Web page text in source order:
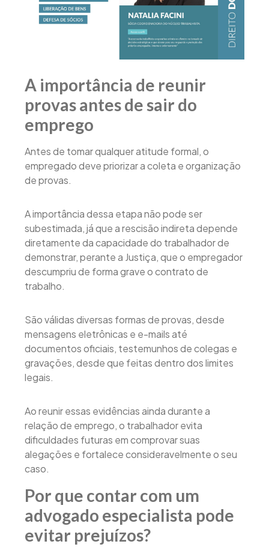
A importância de reunir
provas antes de sair do
emprego
Antes de tomar qualquer atitude formal, o
empregado deve priorizar a coleta e organização
de provas.
A importância dessa etapa não pode ser
subestimada, já que a rescisão indireta depende
diretamente da capacidade do trabalhador de
demonstrar, perante a Justiça, que o empregador
descumpriu de forma grave o contrato de
trabalho.
São válidas diversas formas de provas, desde
mensagens eletrônicas e e-mails até
documentos oficiais, testemunhos de colegas e
gravações, desde que feitas dentro dos limites
legais.
Ao reunir essas evidências ainda durante a
relação de emprego, o trabalhador evita
dificuldades futuras em comprovar suas
alegações e fortalece consideravelmente o seu
caso.
Por que contar com um
advogado especialista pode
evitar prejuízos?